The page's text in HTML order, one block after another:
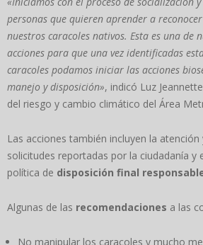
personas que quieren aprender a
nuestros caracoles nativos. Esta es una de
acciones para que una vez identificadas
caracoles podamos iniciar las acciones
manejo y disposición», indicó Luz
del riesgo y cambio climático del Área
Las acciones también incluyen la
solicitudes reportadas por la ciudadanía y
política de disposición final
Algunas de las recomendaciones a las
No manipular los caracoles y mucho